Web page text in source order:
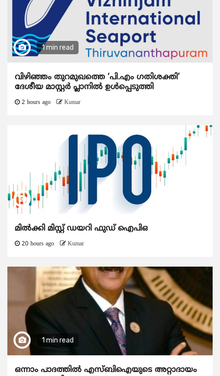
1 min read
വിഴിഞ്ഞം തുറമുഖത്തെ ‘പി.എം ഗതിശക്തി’
ദേശീയ മാസ്റ്റർ പ്ലാനിൽ ഉൾപ്പെടുത്തി
2 hours ago Kumar
മിൽക്കി മിസ്റ്റ് ഡയറി ഫുഡ് ഐപിഒ
20 hours ago Kumar
1 min read
ഒന്നാം പാദത്തിൽ എസ്ബിഐയുടെ അറ്റാദായം